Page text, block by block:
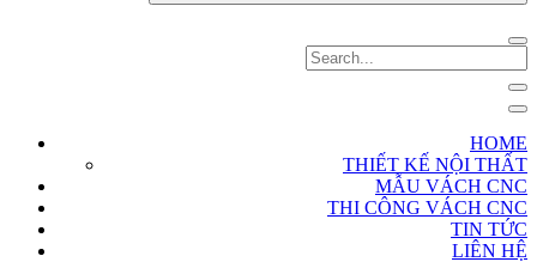
HOME
THIẾT KẾ NỘI THẤT
MẪU VÁCH CNC
THI CÔNG VÁCH CNC
TIN TỨC
LIÊN HỆ